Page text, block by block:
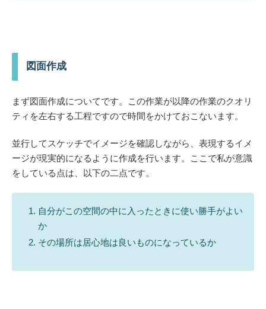
図面作成
まず図面作成についてです。この作業が以降の作業のクオリ
ティを左右する工程ですので時間をかけておこないます。
並行してスケッチでイメージを確認しながら、表現するイメ
ージが現実的になるように作成を行います。ここで私が意識
をしている点は、以下の二点です。
自分がこの空間の中に入ったときに使い勝手がよい
か
その場所は居心地は良いものになっているか